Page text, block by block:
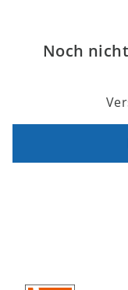
Noch
Footer